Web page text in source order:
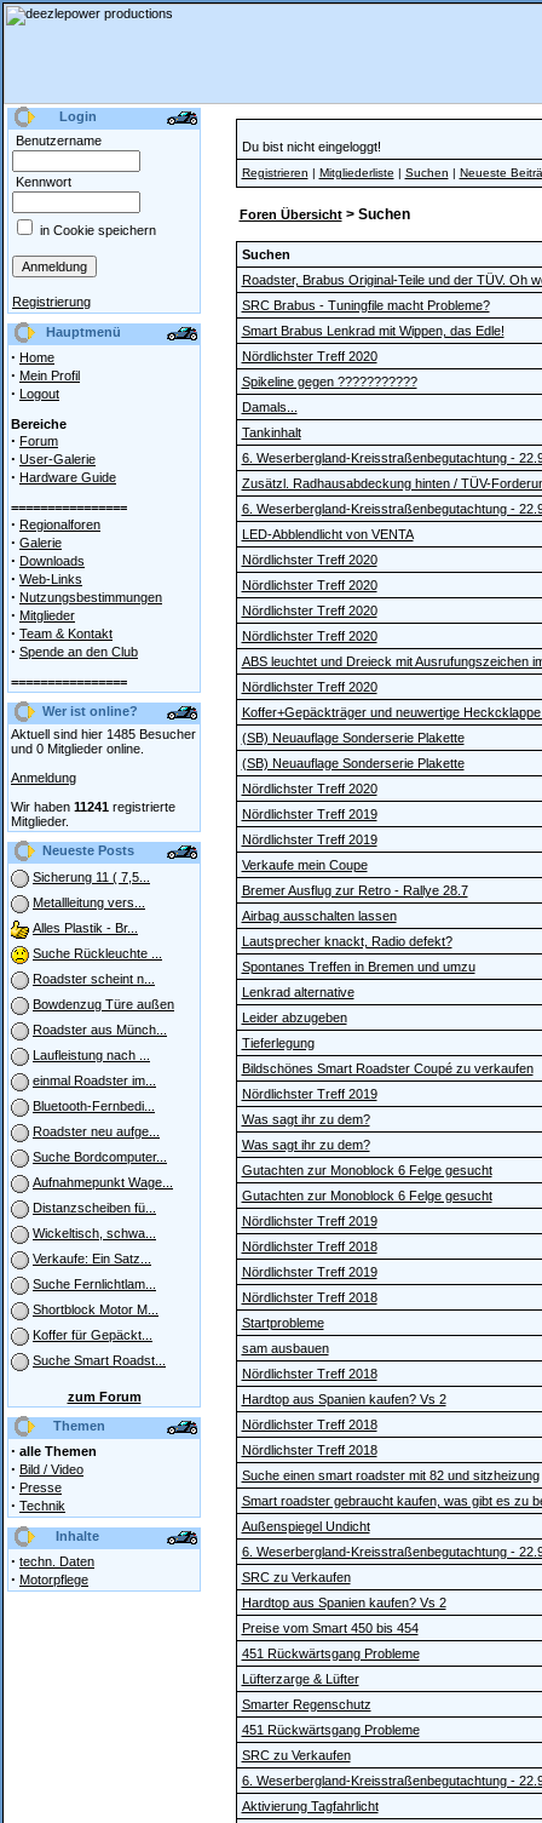
Login
Benutzername
Kennwort
in Cookie speichern
Registrierung
Hauptmenü
· Home
· Mein Profil
· Logout
Bereiche
· Forum
· User-Galerie
· Hardware Guide
================
· Regionalforen
· Galerie
· Downloads
· Web-Links
· Nutzungsbestimmungen
· Mitglieder
· Team & Kontakt
· Spende an den Club
================
Wer ist online?
Aktuell sind hier 1485 Besucher
und 0 Mitglieder online.
Anmeldung
Wir haben 11241 registrierte
Mitglieder.
Neueste Posts
Sicherung 11 ( 7,5...
Metallleitung vers...
Alles Plastik - Br...
Suche Rückleuchte ...
Roadster scheint n...
Bowdenzug Türe außen
Roadster aus Münch...
Laufleistung nach ...
einmal Roadster im...
Bluetooth-Fernbedi...
Roadster neu aufge...
Suche Bordcomputer...
Aufnahmepunkt Wage...
Distanzscheiben fü...
Wickeltisch, schwa...
Verkaufe: Ein Satz...
Suche Fernlichtlam...
Shortblock Motor M...
Koffer für Gepäckt...
Suche Smart Roadst...
zum Forum
Themen
· alle Themen
· Bild / Video
· Presse
· Technik
Inhalte
· techn. Daten
· Motorpflege
Du bist nicht eingeloggt!
Registrieren | Mitgliederliste | Suchen | Neueste
Foren Übersicht> Suchen
Suchen
Roadster, Brabus Original-Teile und der TÜV. Oh
SRC Brabus - Tuningfile macht Probleme?
Smart Brabus Lenkrad mit Wippen, das Edle!
Nördlichster Treff 2020
Spikeline gegen ???????????
Damals...
Tankinhalt
6. Weserbergland-Kreisstraßenbegutachtung -
Zusätzl. Radhausabdeckung hinten / TÜV-
6. Weserbergland-Kreisstraßenbegutachtung -
LED-Abblendlicht von VENTA
Nördlichster Treff 2020
Nördlichster Treff 2020
Nördlichster Treff 2020
Nördlichster Treff 2020
ABS leuchtet und Dreieck mit Ausrufungszeichen
Nördlichster Treff 2020
Koffer+Gepäckträger und neuwertige
(SB) Neuauflage Sonderserie Plakette
(SB) Neuauflage Sonderserie Plakette
Nördlichster Treff 2020
Nördlichster Treff 2019
Nördlichster Treff 2019
Verkaufe mein Coupe
Bremer Ausflug zur Retro - Rallye 28.7
Airbag ausschalten lassen
Lautsprecher knackt, Radio defekt?
Spontanes Treffen in Bremen und umzu
Lenkrad alternative
Leider abzugeben
Tieferlegung
Bildschönes Smart Roadster Coupé zu verkaufen
Nördlichster Treff 2019
Was sagt ihr zu dem?
Was sagt ihr zu dem?
Gutachten zur Monoblock 6 Felge gesucht
Gutachten zur Monoblock 6 Felge gesucht
Nördlichster Treff 2019
Nördlichster Treff 2018
Nördlichster Treff 2019
Nördlichster Treff 2018
Startprobleme
sam ausbauen
Nördlichster Treff 2018
Hardtop aus Spanien kaufen? Vs 2
Nördlichster Treff 2018
Nördlichster Treff 2018
Suche einen smart roadster mit 82 und sitzheizung
Smart roadster gebraucht kaufen, was gibt es zu
Außenspiegel Undicht
6. Weserbergland-Kreisstraßenbegutachtung -
SRC zu Verkaufen
Hardtop aus Spanien kaufen? Vs 2
Preise vom Smart 450 bis 454
451 Rückwärtsgang Probleme
Lüfterzarge & Lüfter
Smarter Regenschutz
451 Rückwärtsgang Probleme
SRC zu Verkaufen
6. Weserbergland-Kreisstraßenbegutachtung -
Aktivierung Tagfahrlicht